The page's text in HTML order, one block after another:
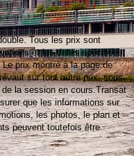
Tous les prix sont
et les dates spécifiées,
prix montré à la page de
sur tout autre prix, sous
la session en cours.Transat
que les informations sur
les photos, le plan et
peuvent toutefois être